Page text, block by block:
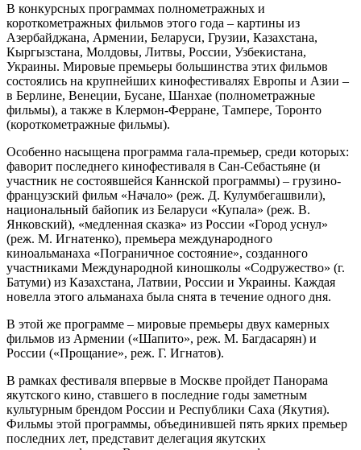
В конкурсных программах полнометражных и
короткометражных фильмов этого года – картины из
Азербайджана, Армении, Беларуси, Грузии, Казахстана,
Кыргызстана, Молдовы, Литвы, России, Узбекистана,
Украины. Мировые премьеры большинства этих фильмов
состоялись на крупнейших кинофестивалях Европы и Азии –
в Берлине, Венеции, Бусане, Шанхае (полнометражные
фильмы), а также в Клермон-Ферране, Тампере, Торонто
(короткометражные фильмы).
Особенно насыщена программа гала-премьер, среди которых:
фаворит последнего кинофестиваля в Сан-Себастьяне (и
участник не состоявшейся Каннской программы) – грузино-
французский фильм «Начало» (реж. Д. Кулумбегашвили),
национальный байопик из Беларуси «Купала» (реж. В.
Янковский), «медленная сказка» из России «Город уснул»
(реж. М. Игнатенко), премьера международного
киноальманаха «Пограничное состояние», созданного
участниками Международной киношколы «Содружество» (г.
Батуми) из Казахстана, Латвии, России и Украины. Каждая
новелла этого альманаха была снята в течение одного дня.
В этой же программе – мировые премьеры двух камерных
фильмов из Армении («Шапито», реж. М. Багдасарян) и
России («Прощание», реж. Г. Игнатов).
В рамках фестиваля впервые в Москве пройдет Панорама
якутского кино, ставшего в последние годы заметным
культурным брендом России и Республики Саха (Якутия).
Фильмы этой программы, объединившей пять ярких премьер
последних лет, представит делегация якутских